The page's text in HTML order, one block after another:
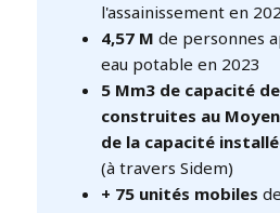
l'assainissement en
4,57 M de personnes
eau potable en 2023
5 Mm3 de capacité
construites au
de la capacité
(à travers Sidem)
+ 75 unités mobiles